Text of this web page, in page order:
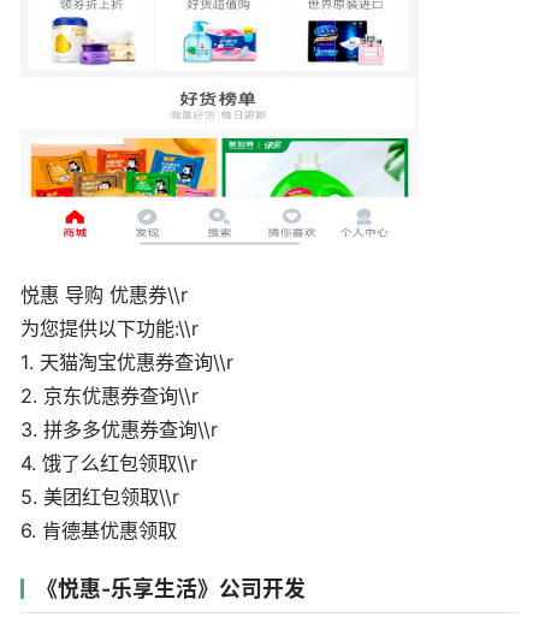
悦惠 导购 优惠券\\r
为您提供以下功能:\\r
1. 天猫淘宝优惠券查询\\r
2. 京东优惠券查询\\r
3. 拼多多优惠券查询\\r
4. 饿了么红包领取\\r
5. 美团红包领取\\r
6. 肯德基优惠领取
《悦惠-乐享生活》公司开发